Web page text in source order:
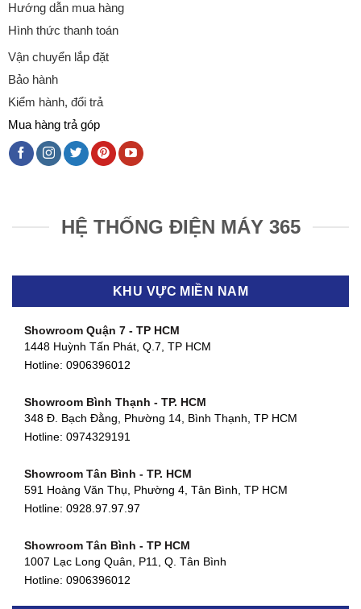
Hướng dẫn mua hàng
Hình thức thanh toán
Vận chuyển lắp đặt
Bảo hành
Kiểm hành, đổi trả
Mua hàng trả góp
HỆ THỐNG ĐIỆN MÁY 365
KHU VỰC MIỀN NAM
Showroom Quận 7 - TP HCM
1448 Huỳnh Tấn Phát, Q.7, TP HCM
Hotline: 0906396012
Showroom Bình Thạnh - TP. HCM
348 Đ. Bạch Đằng, Phường 14, Bình Thạnh, TP HCM
Hotline: 0974329191
Showroom Tân Bình - TP. HCM
591 Hoàng Văn Thụ, Phường 4, Tân Bình, TP HCM
Hotline: 0928.97.97.97
Showroom Tân Bình - TP HCM
1007 Lạc Long Quân, P11, Q. Tân Bình
Hotline: 0906396012